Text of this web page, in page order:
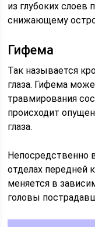
из глубоких
снижающему
Гифема
Так называется
глаза. Гифема
травмирования
происходит
глаза.
Непосредственно
отделах
меняется в
головы